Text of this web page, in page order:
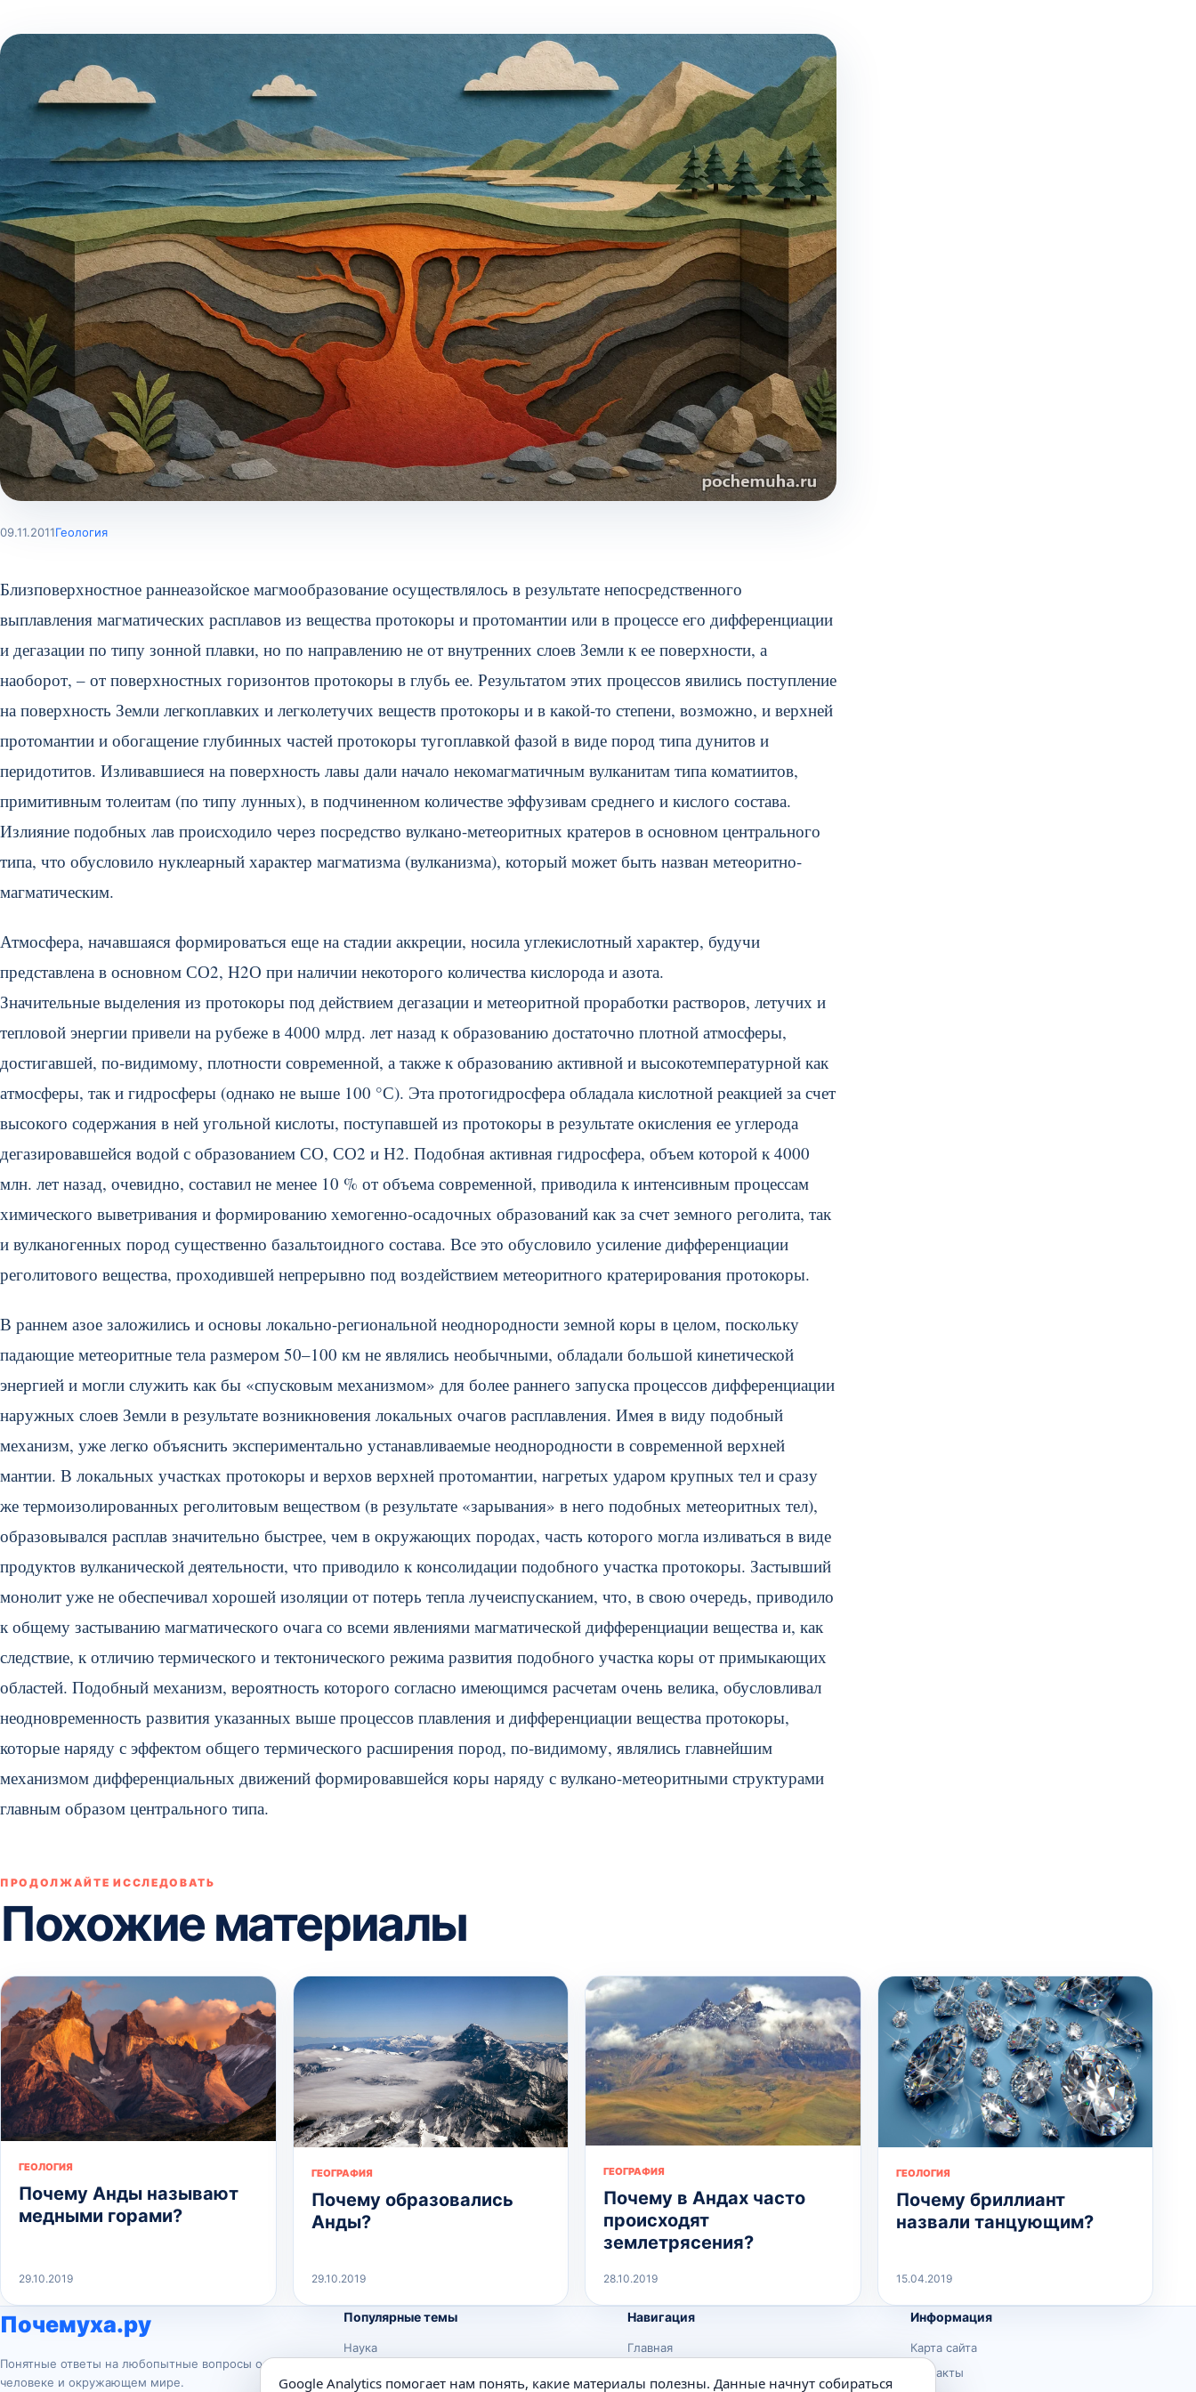
09.11.2011Геология
Близповерхностное раннеазойское магмообразование осуществлялось в результате непосредственного
выплавления магматических расплавов из вещества протокоры и протомантии или в процессе его дифференциации
и дегазации по типу зонной плавки, но по направлению не от внутренних слоев Земли к ее поверхности, а
наоборот, – от поверхностных горизонтов протокоры в глубь ее. Результатом этих процессов явились поступление
на поверхность Земли легкоплавких и легколетучих веществ протокоры и в какой-то степени, возможно, и верхней
протомантии и обогащение глубинных частей протокоры тугоплавкой фазой в виде пород типа дунитов и
перидотитов. Изливавшиеся на поверхность лавы дали начало некомагматичным вулканитам типа коматиитов,
примитивным толеитам (по типу лунных), в подчиненном количестве эффузивам среднего и кислого состава.
Излияние подобных лав происходило через посредство вулкано-метеоритных кратеров в основном центрального
типа, что обусловило нуклеарный характер магматизма (вулканизма), который может быть назван метеоритно-
магматическим.
Атмосфера, начавшаяся формироваться еще на стадии аккреции, носила углекислотный характер, будучи
представлена в основном СО2, Н2О при наличии некоторого количества кислорода и азота.
Значительные выделения из протокоры под действием дегазации и метеоритной проработки растворов, летучих и
тепловой энергии привели на рубеже в 4000 млрд. лет назад к образованию достаточно плотной атмосферы,
достигавшей, по-видимому, плотности современной, а также к образованию активной и высокотемпературной как
атмосферы, так и гидросферы (однако не выше 100 °С). Эта протогидросфера обладала кислотной реакцией за счет
высокого содержания в ней угольной кислоты, поступавшей из протокоры в результате окисления ее углерода
дегазировавшейся водой с образованием СО, СО2 и Н2. Подобная активная гидросфера, объем которой к 4000
млн. лет назад, очевидно, составил не менее 10 % от объема современной, приводила к интенсивным процессам
химического выветривания и формированию хемогенно-осадочных образований как за счет земного реголита, так
и вулканогенных пород существенно базальтоидного состава. Все это обусловило усиление дифференциации
реголитового вещества, проходившей непрерывно под воздействием метеоритного кратерирования протокоры.
В раннем азое заложились и основы локально-региональной неоднородности земной коры в целом, поскольку
падающие метеоритные тела размером 50–100 км не являлись необычными, обладали большой кинетической
энергией и могли служить как бы «спусковым механизмом» для более раннего запуска процессов дифференциации
наружных слоев Земли в результате возникновения локальных очагов расплавления. Имея в виду подобный
механизм, уже легко объяснить экспериментально устанавливаемые неоднородности в современной верхней
мантии. В локальных участках протокоры и верхов верхней протомантии, нагретых ударом крупных тел и сразу
же термоизолированных реголитовым веществом (в результате «зарывания» в него подобных метеоритных тел),
образовывался расплав значительно быстрее, чем в окружающих породах, часть которого могла изливаться в виде
продуктов вулканической деятельности, что приводило к консолидации подобного участка протокоры. Застывший
монолит уже не обеспечивал хорошей изоляции от потерь тепла лучеиспусканием, что, в свою очередь, приводило
к общему застыванию магматического очага со всеми явлениями магматической дифференциации вещества и, как
следствие, к отличию термического и тектонического режима развития подобного участка коры от примыкающих
областей. Подобный механизм, вероятность которого согласно имеющимся расчетам очень велика, обусловливал
неодновременность развития указанных выше процессов плавления и дифференциации вещества протокоры,
которые наряду с эффектом общего термического расширения пород, по-видимому, являлись главнейшим
механизмом дифференциальных движений формировавшейся коры наряду с вулкано-метеоритными структурами
главным образом центрального типа.
ПРОДОЛЖАЙТЕ ИССЛЕДОВАТЬ
Похожие материалы
ГЕОЛОГИЯ
Почему Анды называют
медными горами?
29.10.2019
ГЕОГРАФИЯ
Почему образовались
Анды?
29.10.2019
ГЕОГРАФИЯ
Почему в Андах часто
происходят
землетрясения?
28.10.2019
ГЕОЛОГИЯ
Почему бриллиант
назвали танцующим?
15.04.2019
Почемуха.ру
Понятные ответы на любопытные вопросы о
человеке и окружающем мире.
Популярные темы
Наука
Навигация
Главная
Информация
Карта сайта
Контакты
Google Analytics помогает нам понять, какие материалы полезны. Данные начнут собираться